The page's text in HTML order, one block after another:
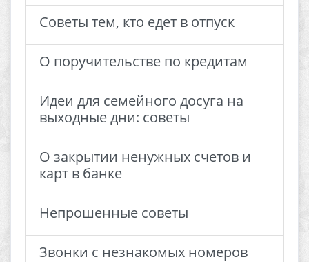
Советы тем, кто едет в отпуск
О поручительстве по кредитам
Идеи для семейного досуга на
выходные дни: советы
О закрытии ненужных счетов и
карт в банке
Непрошенные советы
Звонки с незнакомых номеров